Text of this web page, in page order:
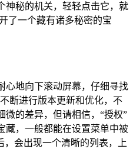
神秘的机关，轻轻点击它，就
了一个藏有诸多秘密的宝
心地向下滚动屏幕，仔细寻找
断进行版本更新和优化，不
微的差异，但请相信，“授权”
藏，一般都能在设置菜单中被
，会出现一个清晰的列表，上